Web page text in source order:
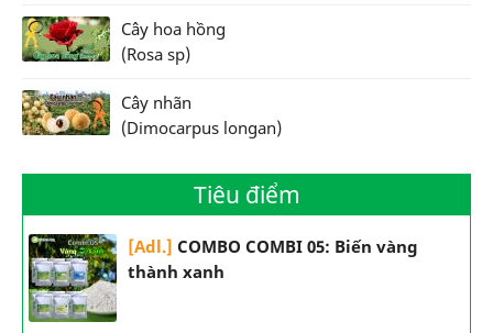
Cây hoa hồng
(Rosa sp)
Cây nhãn
(Dimocarpus longan)
Tiêu điểm
[Adl.] COMBO COMBI 05: Biến vàng
thành xanh